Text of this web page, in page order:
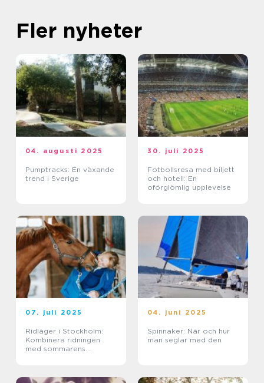
Fler nyheter
04. augusti 2025
Pumptracks: En växande
trend i Sverige
30. juli 2025
Fotbollsresa med biljett
och hotell: En
oförglömlig upplevelse
07. juli 2025
Ridläger i Stockholm:
Kombinera ridningen
med sommarens
04. juni 2025
Spinnaker: När och hur
man seglar med den